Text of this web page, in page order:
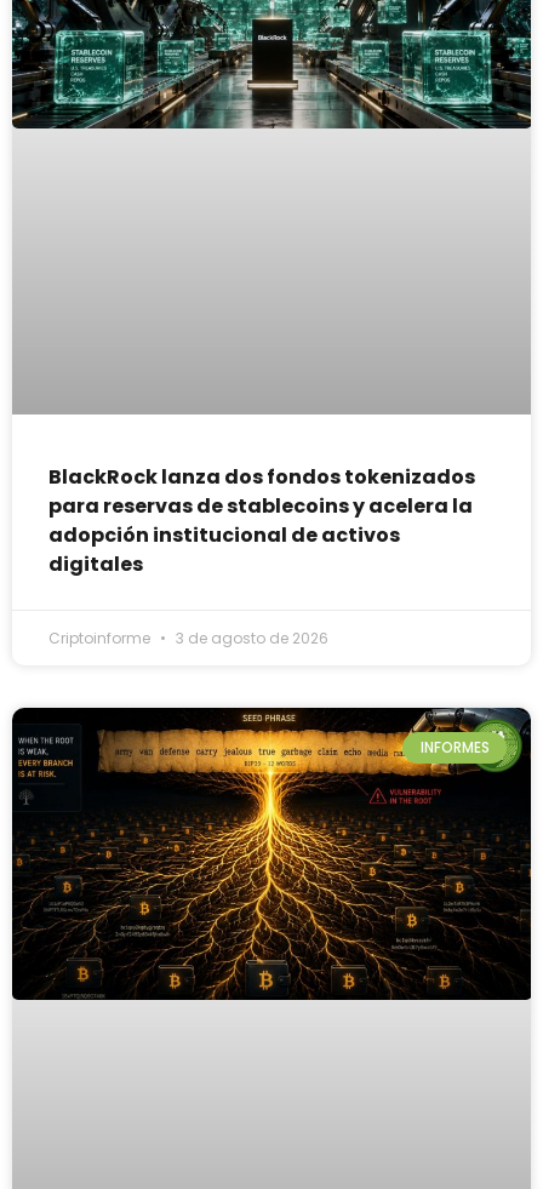
BlackRock lanza dos fondos tokenizados
para reservas de stablecoins y acelera la
adopción institucional de activos
digitales
Criptoinforme 3 de agosto de 2026
INFORMES